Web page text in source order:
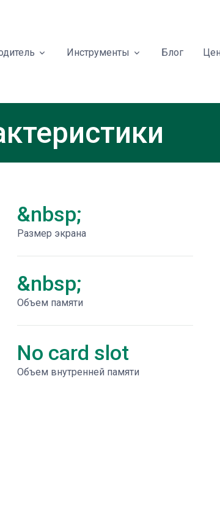
Инструменты Блог
&nbsp;
Размер экрана
&nbsp;
Объем памяти
No card slot
Объем внутренней памяти